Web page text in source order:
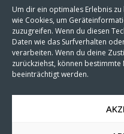
Um dir ein optimales Erlebnis
wie Cookies, um
zuzugreifen. Wenn du diesen
Daten wie das Surfverhalten
verarbeiten. Wenn du deine
zurückziehst, können
beeinträchtigt werden.
Visuelle Kommunikation
Steigäckerstraße 49
D-71672 Marbach
+49-7144-998 06 92
hello@martin-friedl.com